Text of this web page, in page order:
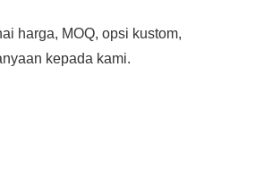
harga, MOQ, opsi kustom,
kepada kami.